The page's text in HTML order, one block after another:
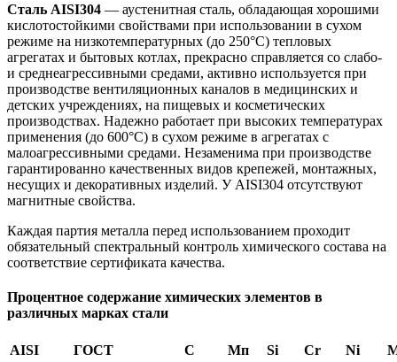
Сталь AISI304 — аустенитная сталь, обладающая хорошими
кислотостойкими свойствами при использовании в сухом
режиме на низкотемпературных (до 250°С) тепловых
агрегатах и бытовых котлах, прекрасно справляется со слабо-
и среднеагрессивными средами, активно используется при
производстве вентиляционных каналов в медицинских и
детских учреждениях, на пищевых и косметических
производствах. Надежно работает при высоких температурах
применения (до 600°С) в сухом режиме в агрегатах с
малоагрессивными средами. Незаменима при производстве
гарантированно качественных видов крепежей, монтажных,
несущих и декоративных изделий. У AISI304 отсутствуют
магнитные свойства.
Каждая партия металла перед использованием проходит
обязательный спектральный контроль химического состава на
соответствие сертификата качества.
Процентное содержание химических элементов в
различных марках стали
AISI ГОСТ С Мп Si Cr Ni